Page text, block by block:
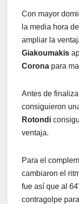
Con mayor
la media hora
ampliar la
Giakoumakis
Corona para
Antes de
consiguieron
Rotondi
ventaja.
Para el
cambiaron el
fue así que al 64’
contragolpe